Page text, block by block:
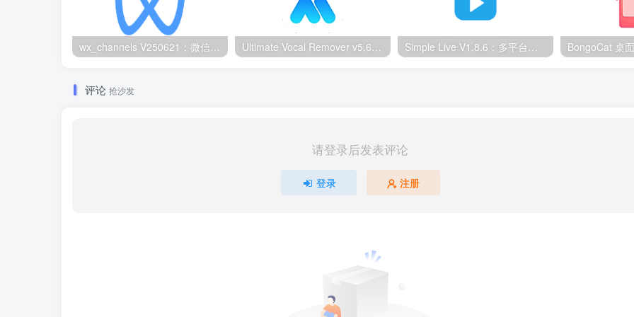
wx_channels V250621：微信视频号下载工具|支持Win/macOS Ultimate Vocal Remover v5.6.0汉化版：一键人声分离工具 Simple Live V1.8.6：多平台直播聚合工具
评论 抢沙发
请登录后发表评论
登录 注册